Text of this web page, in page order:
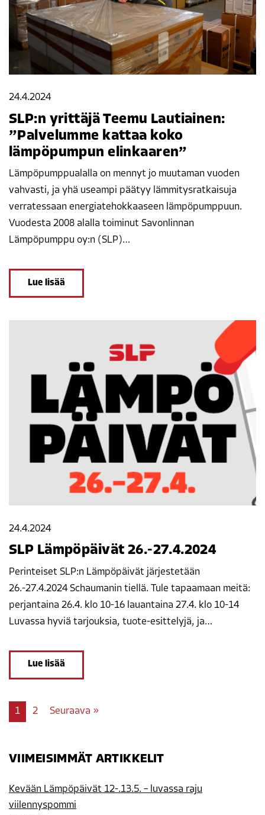
24.4.2024
SLP:n yrittäjä Teemu Lautiainen:
”Palvelumme kattaa koko
lämpöpumpun elinkaaren”
Lämpöpumppualalla on mennyt jo muutaman vuoden
vahvasti, ja yhä useampi päätyy lämmitysratkaisuja
verratessaan energiatehokkaaseen lämpöpumppuun.
Vuodesta 2008 alalla toiminut Savonlinnan
Lämpöpumppu oy:n (SLP)…
Lue lisää
24.4.2024
SLP Lämpöpäivät 26.-27.4.2024
Perinteiset SLP:n Lämpöpäivät järjestetään
26.-27.4.2024 Schaumanin tiellä. Tule tapaamaan meitä:
perjantaina 26.4. klo 10-16 lauantaina 27.4. klo 10-14
Luvassa hyviä tarjouksia, tuote-esittelyjä, ja…
Lue lisää
1 2 Seuraava »
VIIMEISIMMÄT ARTIKKELIT
Kevään Lämpöpäivät 12-.13.5. – luvassa raju
viilennyspommi